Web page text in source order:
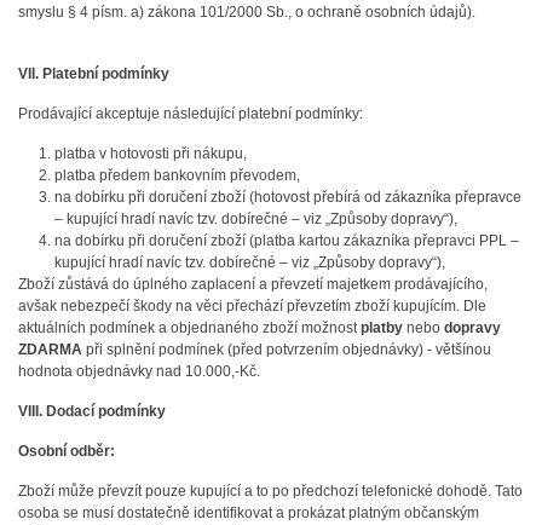
smyslu § 4 písm. a) zákona 101/2000 Sb., o ochraně osobních údajů).
VII. Platební podmínky
Prodávající akceptuje následující platební podmínky:
platba v hotovosti při nákupu,
platba předem bankovním převodem,
na dobírku při doručení zboží (hotovost přebírá od zákazníka přepravce
– kupující hradí navíc tzv. dobírečné – viz „Způsoby dopravy“),
na dobírku při doručení zboží (platba kartou zákazníka přepravci PPL –
kupující hradí navíc tzv. dobírečné – viz „Způsoby dopravy“),
Zboží zůstává do úplného zaplacení a převzetí majetkem prodávajícího,
avšak nebezpečí škody na věci přechází převzetím zboží kupujícím. Dle
aktuálních podmínek a objednaného zboží možnostplatby nebo dopravy
ZDARMA při splnění podmínek (před potvrzením objednávky) - většínou
hodnota objednávky nad 10.000,-Kč.
VIII. Dodací podmínky
Osobní odběr:
Zboží může převzít pouze kupující a to po předchozí telefonické dohodě. Tato
osoba se musí dostatečně identifikovat a prokázat platným občanským